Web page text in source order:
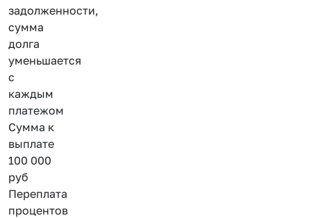
задолженности,
сумма
долга
уменьшается
с
каждым
платежом
Сумма к
выплате
100 000
руб
Переплата
процентов